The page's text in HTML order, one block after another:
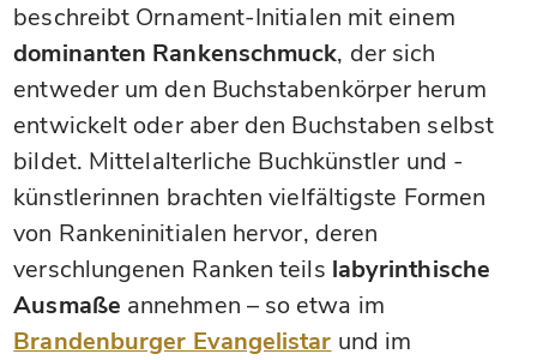
beschreibt Ornament-Initialen mit einem
dominanten Rankenschmuck, der sich
entweder um den Buchstabenkörper herum
entwickelt oder aber den Buchstaben selbst
bildet. Mittelalterliche Buchkünstler und -
künstlerinnen brachten vielfältigste Formen
von Rankeninitialen hervor, deren
verschlungenen Ranken teils labyrinthische
Ausmaße annehmen – so etwa im
Brandenburger Evangelistar und im